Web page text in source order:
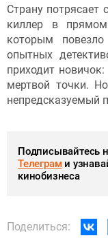
Страну потрясает
киллер в прямом
которым
опытных
приходит
мертвой точки.
непредсказуемый
Подписывайтесь
Телеграми
кинобизнеса
Поделиться: